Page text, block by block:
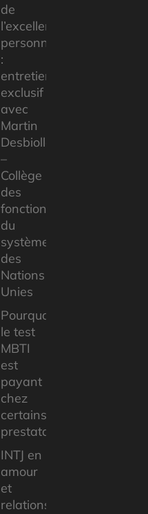
de
l’excellence
personnelle
:
entretien
exclusif
avec
Martin
Desbiolles
–
Collège
des
fonctionnaires
du
système
des
Nations
Unies
Pourquoi
le test
MBTI
est
payant
chez
certains
prestataires
INTJ en
amour
et
relations